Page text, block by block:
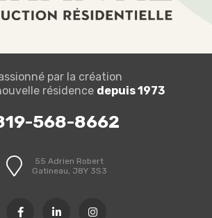
par la création
résidence depuis 1973
568-8662
55 Adrien Robert
Gatineau, J8Y 3S3